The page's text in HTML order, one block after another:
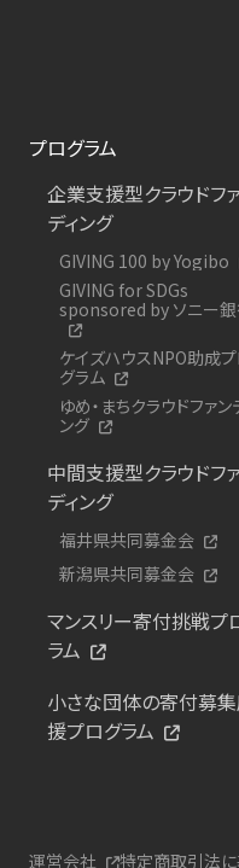
プログラム
企業支援型クラウドフ
ディング
GIVING 100 by Yogibo
GIVING for SDGs
sponsored by ソニー
ケイズハウスNPO助成
グラム
ゆめ・まちクラウドファン
ング
中間支援型クラウドフ
ディング
福井県共同募金会
新潟県共同募金会
マンスリー寄付挑戦プ
ラム
小さな団体の寄付募
援プログラム
運営会社 特定商取引法